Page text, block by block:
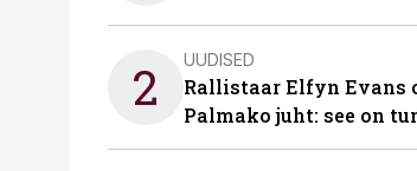
2 UUDISED
Rallistaar Elfyn Evans
Palmako juht: see on